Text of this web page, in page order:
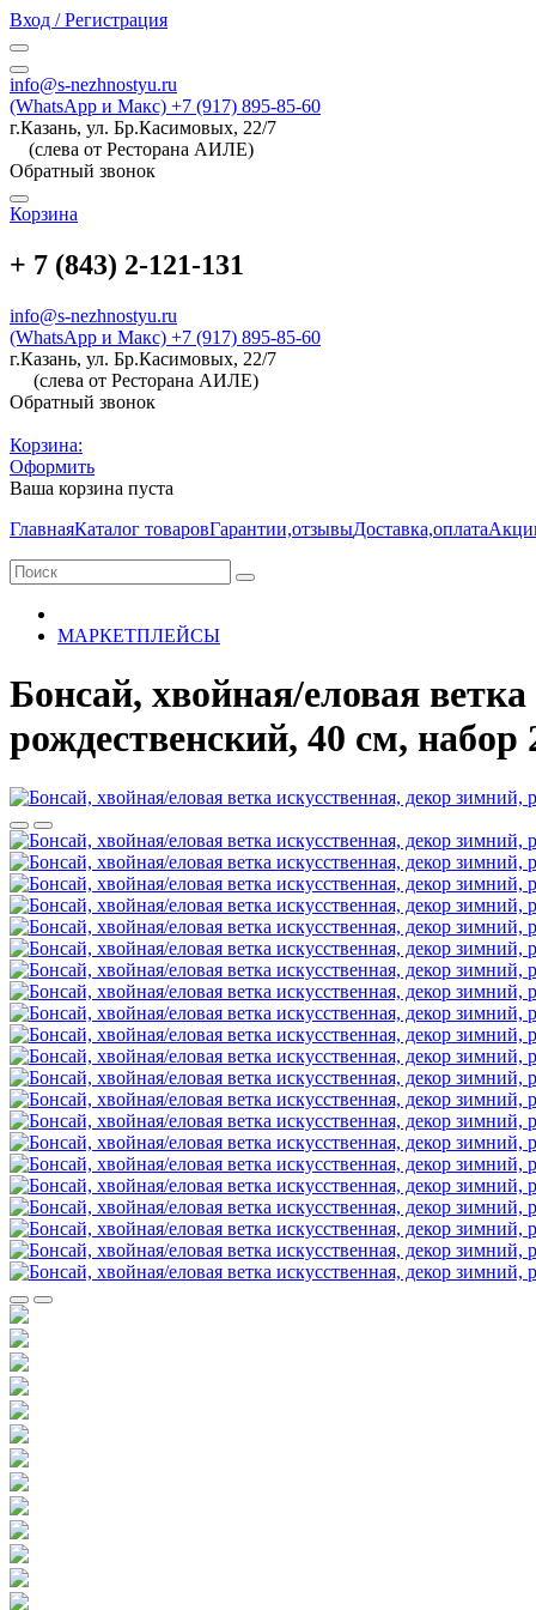
Вход / Регистрация
info@s-nezhnostyu.ru
(WhatsApp и Макс) +7 (917) 895-85-60
г.Казань, ул. Бр.Касимовых, 22/7
(слева от Ресторана АИЛЕ)
Обратный звонок
Корзина
+ 7 (843) 2-121-131
info@s-nezhnostyu.ru
(WhatsApp и Макс) +7 (917) 895-85-60
г.Казань, ул. Бр.Касимовых, 22/7
(слева от Ресторана АИЛЕ)
Обратный звонок
Корзина:
Оформить
Ваша корзина пуста
ГлавнаяКаталог товаровГарантии,отзывыДоставка,оплата
МАРКЕТПЛЕЙСЫ
Бонсай, хвойная/еловая
рождественский, 40 см, набор